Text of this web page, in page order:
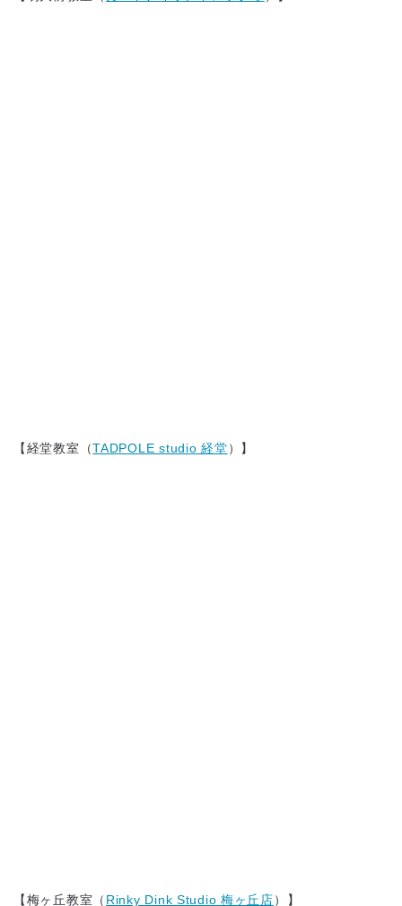
【経堂教室（TADPOLE studio 経堂）】
【梅ヶ丘教室（ Rinky Dink Studio 梅ヶ丘店）】